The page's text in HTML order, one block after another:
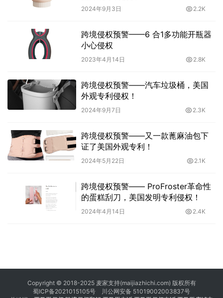
2024年9月3日 2.2K
跨境侵权预警——6 合1多功能开瓶器
小心侵权
2023年4月14日 2.8K
跨境侵权预警——汽车垃圾桶，美国
外观专利侵权！
2024年9月7日 2.3K
跨境侵权预警——又一款蓖麻油包下
证了美国外观专利！
2024年5月22日 2.1K
跨境侵权预警—— ProFroster革命性
的蛋糕刮刀，美国发明专利侵权！
2024年4月14日 2.4K
Copyright © 2018-2025 麦家支持(maijiazhichi.com) 版权所有
蜀ICP备2021015105号
川公网安备 51019002003837号